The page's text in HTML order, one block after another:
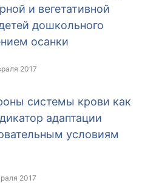
и вегетативной
дошкольного
осанки
2017
системы крови как
адаптации
условиям
2017